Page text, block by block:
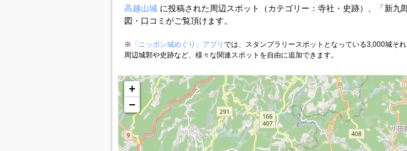
高越山城に投稿された周辺スポット（カテゴリー：寺社・史跡）、「新九
図・口コミがご覧頂けます。
※ 「ニッポン城めぐり」アプリ では、スタンプラリースポットとなっている3,000城それ
周辺城郭や史跡など、様々な関連スポットを自由に追加できます。
+
−